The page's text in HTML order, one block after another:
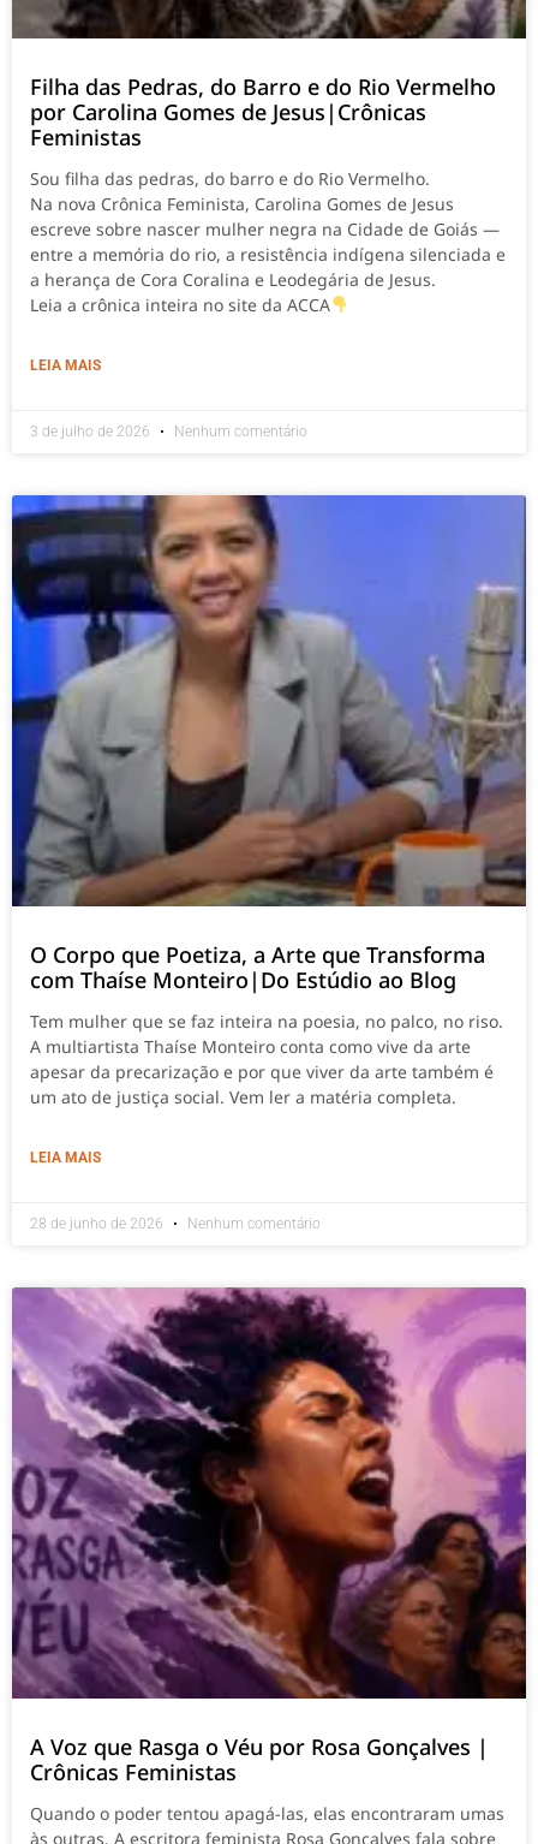
Filha das Pedras, do Barro e do Rio Vermelho
por Carolina Gomes de Jesus|Crônicas
Feministas
Sou filha das pedras, do barro e do Rio Vermelho.
Na nova Crônica Feminista, Carolina Gomes de Jesus
escreve sobre nascer mulher negra na Cidade de Goiás —
entre a memória do rio, a resistência indígena silenciada e
a herança de Cora Coralina e Leodegária de Jesus.
Leia a crônica inteira no site da ACCA
LEIA MAIS
3 de julho de 2026 Nenhum comentário
O Corpo que Poetiza, a Arte que Transforma
com Thaíse Monteiro|Do Estúdio ao Blog
Tem mulher que se faz inteira na poesia, no palco, no riso.
A multiartista Thaíse Monteiro conta como vive da arte
apesar da precarização e por que viver da arte também é
um ato de justiça social. Vem ler a matéria completa.
LEIA MAIS
28 de junho de 2026 Nenhum comentário
A Voz que Rasga o Véu por Rosa Gonçalves |
Crônicas Feministas
Quando o poder tentou apagá-las, elas encontraram umas
às outras. A escritora feminista Rosa Gonçalves fala sobre